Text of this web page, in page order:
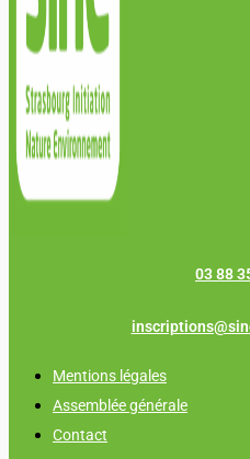
03 88
Mentions légales
Assemblée générale
Contact